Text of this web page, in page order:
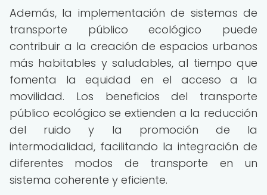
Además, la implementación de sistemas de
transporte público ecológico puede
contribuir a la creación de espacios urbanos
más habitables y saludables, al tiempo que
fomenta la equidad en el acceso a la
movilidad. Los beneficios del transporte
público ecológico se extienden a la reducción
del ruido y la promoción de la
intermodalidad, facilitando la integración de
diferentes modos de transporte en un
sistema coherente y eficiente.